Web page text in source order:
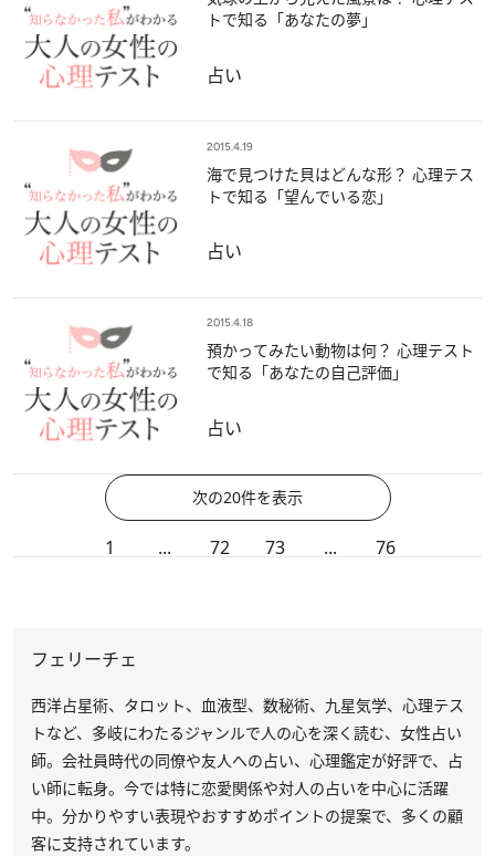
トで知る「あなたの夢」
占い
2015.4.19
海で見つけた貝はどんな形？ 心理テス
トで知る「望んでいる恋」
占い
2015.4.18
預かってみたい動物は何？ 心理テスト
で知る「あなたの自己評価」
占い
次の20件を表示
1 ... 72 73 ... 76
フェリーチェ
西洋占星術、タロット、血液型、数秘術、九星気学、心理テス
トなど、多岐にわたるジャンルで人の心を深く読む、女性占い
師。会社員時代の同僚や友人への占い、心理鑑定が好評で、占
い師に転身。今では特に恋愛関係や対人の占いを中心に活躍
中。分かりやすい表現やおすすめポイントの提案で、多くの顧
客に支持されています。